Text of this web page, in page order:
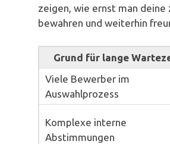
zeigen, wie ernst man deine
bewahren und weiterhin
Grund für lange
Viele Bewerber im
Auswahlprozess
Komplexe interne
Abstimmungen